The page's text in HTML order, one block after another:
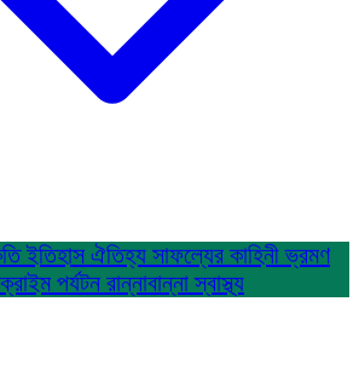
ইতিহাস ঐতিহ্য সাফল্যের কাহিনীভ্রমণ
ক্রাইম পর্যটন রান্নাবান্নাস্বাস্থ্য